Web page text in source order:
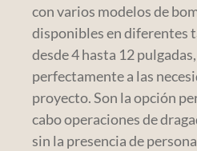
con varios modelos de
disponibles en diferentes
desde 4 hasta 12
perfectamente a las
proyecto. Son la opción
cabo operaciones de
sin la presencia de